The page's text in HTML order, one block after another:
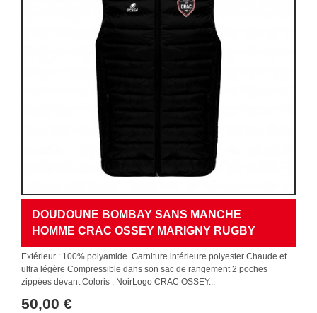
DOUDOUNE BOMBAY SANS MANCHE
HOMME CRAC OSSEY MARIGNY RUGBY
Extérieur : 100% polyamide. Garniture intérieure polyester Chaude et
ultra légère Compressible dans son sac de rangement 2 poches
zippées devant Coloris : NoirLogo CRAC OSSEY...
50,00 €